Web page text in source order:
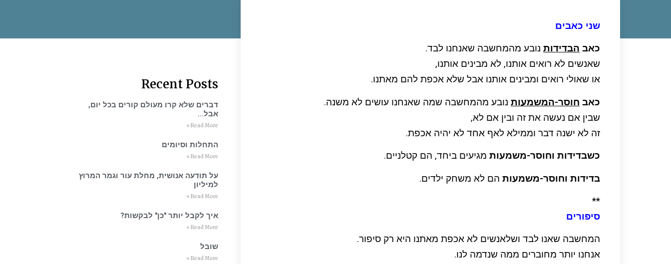
שני כאבים
כאב הבדידות נובע מהמחשבה שאנחנו לבד.
שאנשים לא רואים אותנו, לא מבינים אותנו,
או שאולי רואים ומבינים אותנו אבל שלא אכפת להם מאתנו.
כאב חוסר-המשמעות נובע מהמחשבה שמה שאנחנו עושים לא משנה.
שבין אם נעשה את זה ובין אם לא,
זה לא ישנה דבר וממילא לאף אחד לא יהיה אכפת.
כשבדידות וחוסר-משמעות מגיעים ביחד, הם קטלניים.
בדידות וחוסר-משמעות הם לא משחק ילדים.
**
סיפורים
המחשבה שאנו לבד ושלאנשים לא אכפת מאתנו היא רק סיפור.
אנחנו יותר מחוברים ממה שנדמה לנו.
Recent Posts
דברים שלא קרו מעולם קורים בכל יום,
אבל…
Read More »
התחלות וסיומים
Read More »
על תודעה אנושית, מחלת עור וגמר המרוץ
למיליון
Read More »
איך לקבל יותר "כן" לבקשות?
Read More »
שובל
Read More »